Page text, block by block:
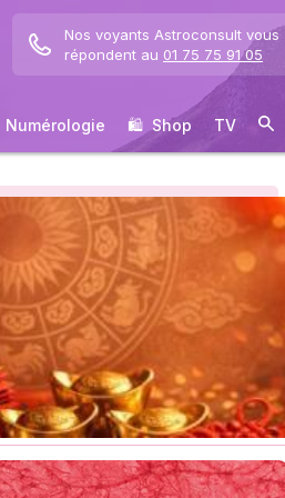
Nos voyants Astroconsult vous
répondent au 01 75 75 91 05
Numérologie 🛍 ️ Shop TV